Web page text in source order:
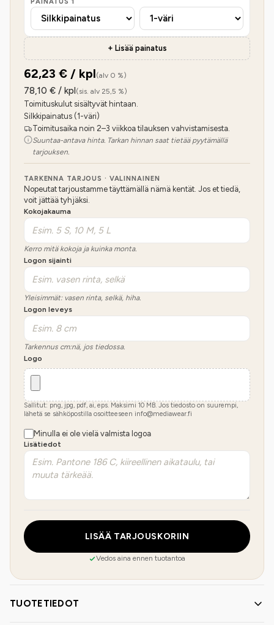
+ Lisää painatus
62,23 € / kpl(alv 0 %)
78,10 € / kpl(sis. alv 25,5 %)
Toimituskulut sisältyvät hintaan.
Silkkipainatus (1-väri)
Toimitusaika noin 2–3 viikkoa tilauksen vahvistamisesta.
Suuntaa-antava hinta. Tarkan hinnan saat tietää pyytämällä
tarjouksen.
TARKENNA TARJOUS · VALINNAINEN
Nopeutat tarjoustamme täyttämällä nämä kentät. Jos et tiedä,
voit jättää tyhjäksi.
Kokojakauma
Kerro mitä kokoja ja kuinka monta.
Logon sijainti
Yleisimmät: vasen rinta, selkä, hiha.
Logon leveys
Tarkennus cm:nä, jos tiedossa.
Logo
Sallitut: png, jpg, pdf, ai, eps. Maksimi 10 MB. Jos tiedosto on suurempi,
lähetä se sähköpostilla osoitteeseen info@mediawear.fi
Minulla ei ole vielä valmista logoa
Lisätiedot
LISÄÄ TARJOUSKORIIN
Vedos aina ennen tuotantoa
TUOTETIEDOT